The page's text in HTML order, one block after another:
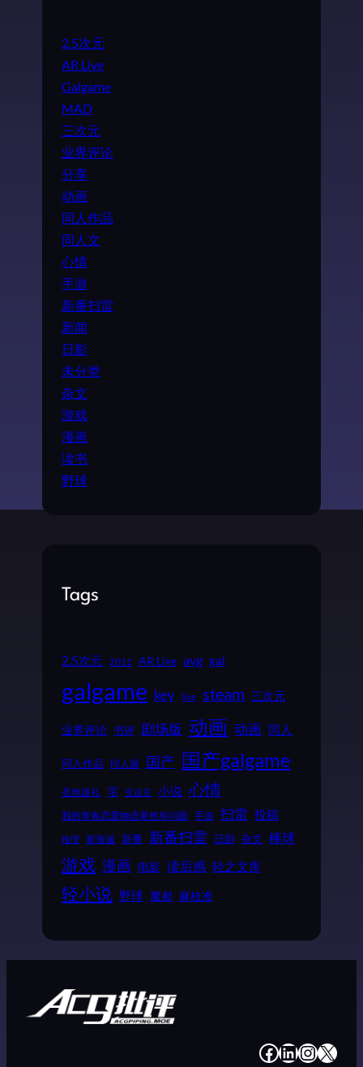
2.5次元
AR Live
Galgame
MAD
三次元
业界评论
分享
动画
同人作品
同人文
心情
手游
新番扫雷
新闻
日影
未分类
杂文
游戏
漫画
读书
野球
Tags
2.5次元 2011 AR Live avg gal
galgame key live steam 三次元
业界评论 书评 剧场版 动画 动画 同人
同人作品 同人展 国产 国产galgame
圣地巡礼 宅 安达充 小说 心情
我的青春恋爱物语果然有问题 手游 扫雷 投稿
推理 新海诚 新番 新番扫雷 日剧 杂文 棒球
游戏 漫画 电影 读后感 轻之文库
轻小说 野球 魔都 麻枝准
# # # #